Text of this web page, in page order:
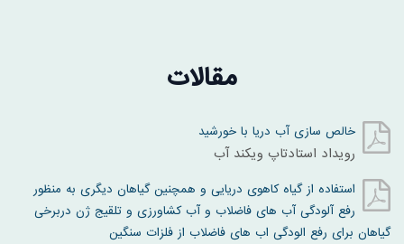
مقالات
خالص سازی آب دریا با خورشید
رویداد استادتاپ ویکند آب
استفاده از گیاه کاهوی دریایی و همچنین گیاهان دیگری به منظور
رفع آلودگی آب های فاضلاب و آب کشاورزی و تلقیج ژن دربرخی
گیاهان برای رفع الودگی اب های فاضلاب از فلزات سنگین